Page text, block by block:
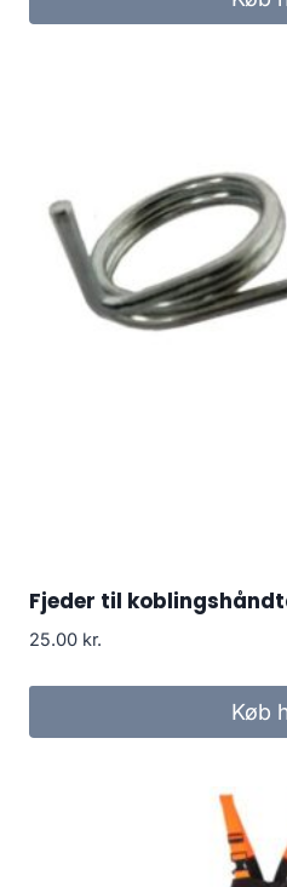
Fjeder til
25.00 kr.
Køb